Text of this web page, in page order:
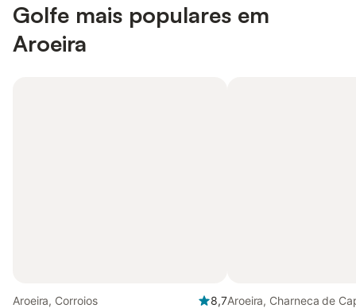
Golfe mais populares em
Aroeira
Aroeira, Corroios
8,7Aroeira, Charneca de